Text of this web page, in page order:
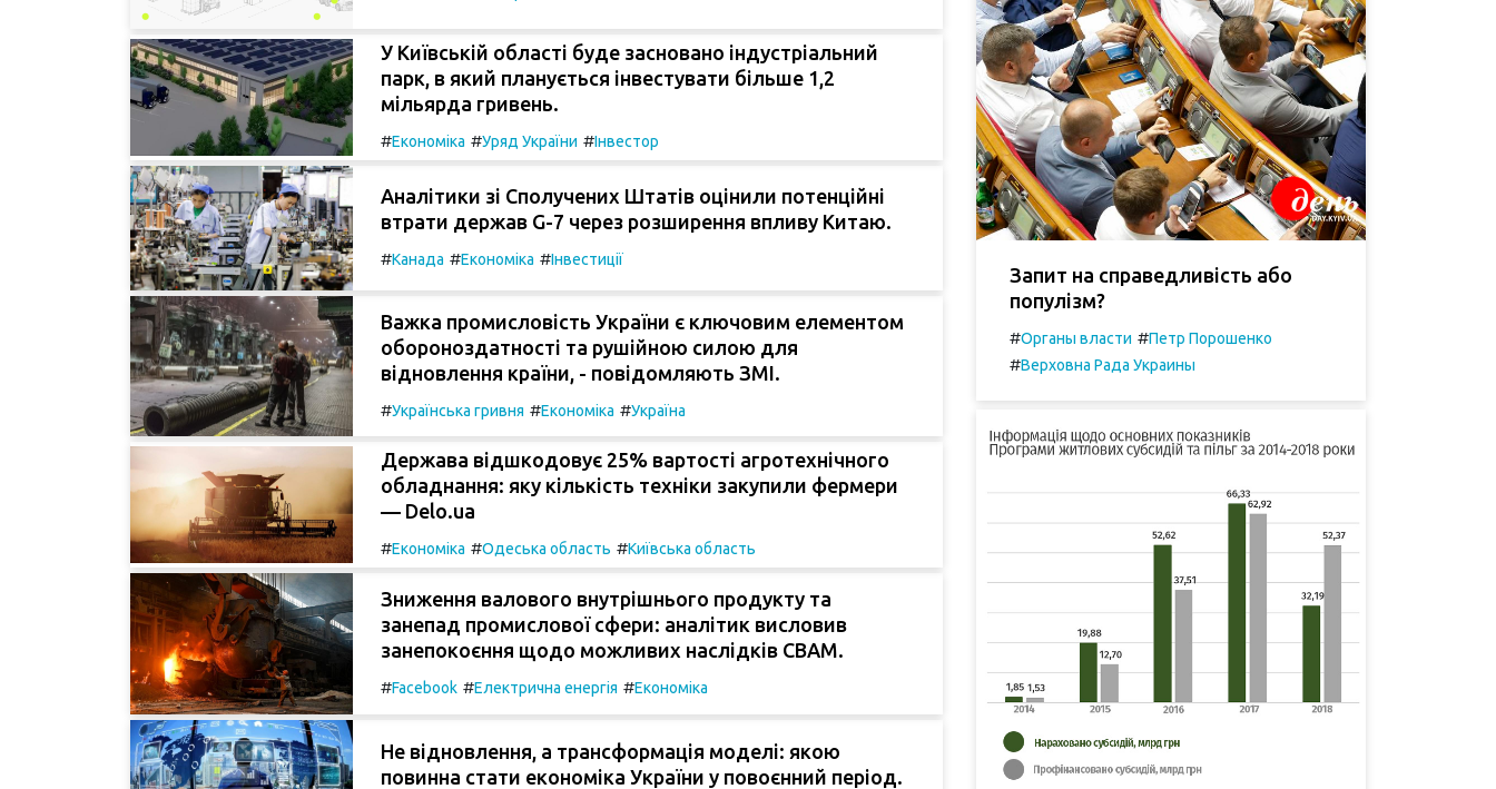
У Київській області буде засновано індустріальний
парк, в який планується інвестувати більше 1,2
мільярда гривень.
#Економіка #Уряд України #Інвестор
Аналітики зі Сполучених Штатів оцінили потенційні
втрати держав G-7 через розширення впливу Китаю.
#Канада #Економіка #Інвестиції
Важка промисловість України є ключовим елементом
обороноздатності та рушійною силою для
відновлення країни, - повідомляють ЗМІ.
#Українська гривня #Економіка #Україна
Держава відшкодовує 25% вартості агротехнічного
обладнання: яку кількість техніки закупили фермери
— Delo.ua
#Економіка #Одеська область #Київська область
Зниження валового внутрішнього продукту та
занепад промислової сфери: аналітик висловив
занепокоєння щодо можливих наслідків CBAM.
#Facebook #Електрична енергія #Економіка
Не відновлення, а трансформація моделі: якою
повинна стати економіка України у повоєнний період.
Запит на справедливість або
популізм?
#Органы власти #Петр Порошенко
#Верховна Рада Украины